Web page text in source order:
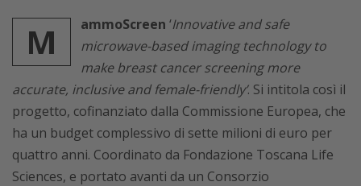
M ammoScreen ‘Innovative and safe
microwave-based imaging technology to
make breast cancer screening more
accurate, inclusive and female-friendly’. Si intitola così il
progetto, cofinanziato dalla Commissione Europea, che
ha un budget complessivo di sette milioni di euro per
quattro anni. Coordinato da Fondazione Toscana Life
Sciences, e portato avanti da un Consorzio